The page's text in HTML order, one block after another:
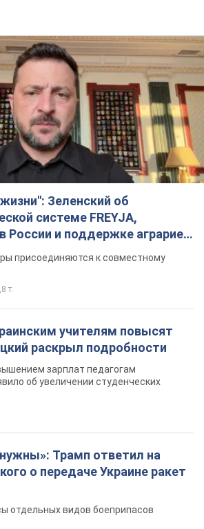
Зеленский об
системе FREYJA,
России и поддержке аграриев.
присоединяются к совместному
т.
учителям повысят
раскрыл подробности
зарплат педагогам
об увеличении студенческих
Трамп ответил на
о передаче Украине ракет
отдельных видов боеприпасов